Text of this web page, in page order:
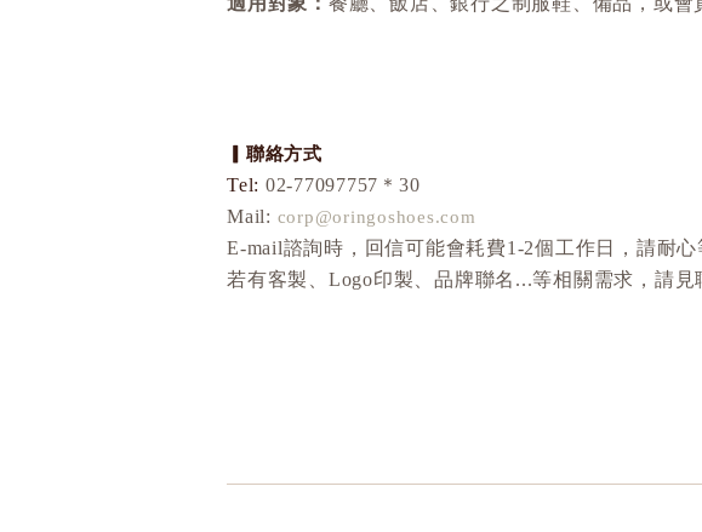
▎聯絡方式
Tel: 02-77097757＊30
Mail: corp@oringoshoes.com
E-mail諮詢時，回信可能會耗費1-2個工作日，請耐心
若有客製、Logo印製、品牌聯名...等相關需求，請見